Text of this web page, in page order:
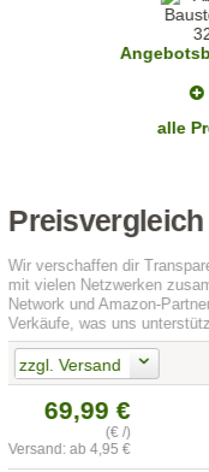
alle
Preisvergleich
Wir verschaffen dir
mit vielen Netzwerken
Network und Amazon-
Verkäufe, was uns
zzgl. Versand
69,99 €
(€ /)
Versand: ab 4,95 €